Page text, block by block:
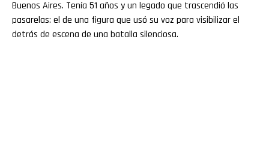
Buenos Aires. Tenía 51 años y un legado que trascendió las
pasarelas: el de una figura que usó su voz para visibilizar el
detrás de escena de una batalla silenciosa.